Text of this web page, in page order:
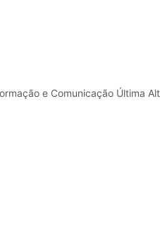
e Comunicação Última